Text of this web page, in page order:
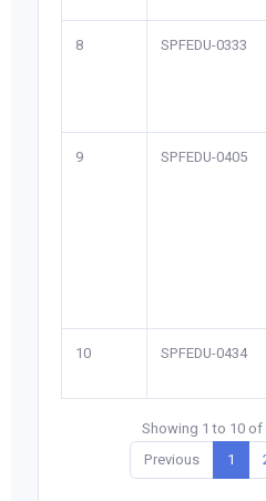
8 SPFEDU-0333
9 SPFEDU-0405
10 SPFEDU-0434
Showing 1 to 10 of
Previous
1